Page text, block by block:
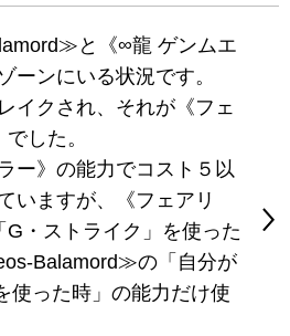
と《∞龍 ゲンムエ
ーンにいる状況です。
イクされ、それが《フェ
した。
ー》の能力でコスト５以
いますが、《フェアリ
・ストライク」を使った
Balamord≫の「自分が
使った時」の能力だけ使